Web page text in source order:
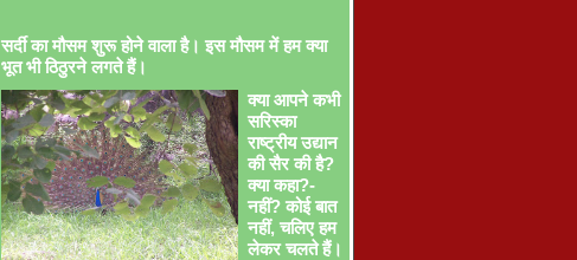
सर्दी का मौसम शुरू होने वाला है। इस मौसम में हम क्या
भूत भी ठिठुरने लगते हैं।
क्या आपने कभी
सरिस्का
राष्ट्रीय उद्यान
की सैर की है?
क्या कहा?-
नहीं? कोई बात
नहीं, चलिए हम
लेकर चलते हैं।